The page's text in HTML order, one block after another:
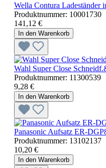
Wella Contura Ladeständer
Produktnummer: 10001730
141,12 €
In den Warenkorb
Wahl Super Close
Produktnummer: 11300539
9,28 €
In den Warenkorb
Panasonic Aufsatz ER-
Produktnummer: 13102137
10,20 €
In den Warenkorb